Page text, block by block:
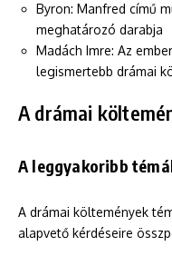
Byron: Manfred című
meghatározó darabja
Madách Imre: Az
legismertebb drámai
A drámai
A leggyakoribb
A drámai költemények
alapvető kérdéseire